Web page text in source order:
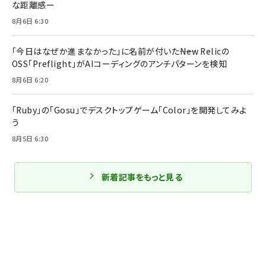
な距離感ー
8月6日 6:30
「今日はなぜか進まなかった」に名前が付いた――New Relicの
OSS「Preflight」がAIコーディングのアンチパターンを検知
8月6日 6:20
「Ruby」の「Gosu」でデスクトップゲーム「Color」を開発してみよ
う
8月5日 6:30
新着記事をもっと見る